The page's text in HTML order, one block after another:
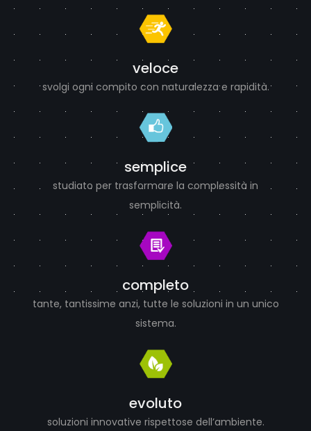
veloce
svolgi ogni compito con naturalezza e rapidità.
semplice
studiato per trasformare la complessità in
semplicità.
completo
tante, tantissime anzi, tutte le soluzioni in un unico
sistema.
evoluto
soluzioni innovative rispettose dell’ambiente.